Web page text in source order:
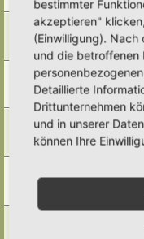
Antworten:8
Hochbeete
Letzter Beitrag von
Antworten: 46
Kräuterschnecke -
Letzter Beitrag von
Gestänge für die
Antworten:22
bestimmter
akzeptieren"
(Einwilligung).
und die betroffenen
Detaillierte
Drittunternehmen
und in unserer
können Ihre